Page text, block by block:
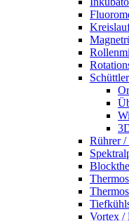
Schüttler
Rührer
Vortex /